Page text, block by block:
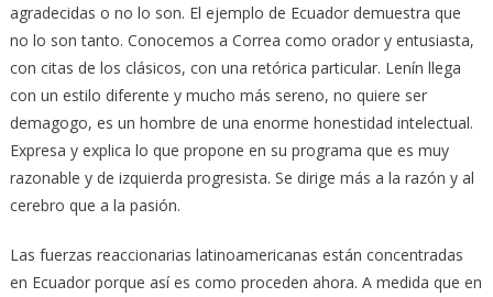
agradecidas o no lo son. El ejemplo de Ecuador demuestra que
no lo son tanto. Conocemos a Correa como orador y entusiasta,
con citas de los clásicos, con una retórica particular. Lenín llega
con un estilo diferente y mucho más sereno, no quiere ser
demagogo, es un hombre de una enorme honestidad intelectual.
Expresa y explica lo que propone en su programa que es muy
razonable y de izquierda progresista. Se dirige más a la razón y al
cerebro que a la pasión.
Las fuerzas reaccionarias latinoamericanas están concentradas
en Ecuador porque así es como proceden ahora. A medida que en